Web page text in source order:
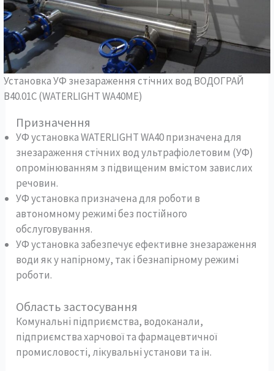
Установка УФ знезараження стічних вод ВОДОГРАЙ
В40.01С (WATERLIGHT WA40ME)
Призначення
УФ установка WATERLIGHT WA40 призначена для
знезараження стічних вод ультрафіолетовим (УФ)
опромінюванням з підвищеним вмістом завислих
речовин.
УФ установка призначена для роботи в
автономному режимі без постійного
обслуговування.
УФ установка забезпечує ефективне знезараження
води як у напірному, так і безнапірному режимі
роботи.
Область застосування
Комунальні підприємства, водоканали,
підприємства харчової та фармацевтичної
промисловості, лікувальні установи та ін.